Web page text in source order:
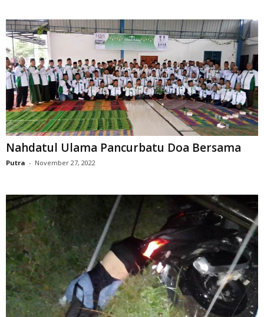
Nahdatul Ulama Pancurbatu Doa Bersama
Putra - November 27, 2022